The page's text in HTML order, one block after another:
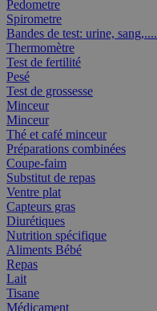
Pedometre
Spirometre
Bandes de test: urine, sang,....
Thermomètre
Test de fertilité
Pesé
Test de grossesse
Minceur
Minceur
Thé et café minceur
Préparations combinées
Coupe-faim
Substitut de repas
Ventre plat
Capteurs gras
Diurétiques
Nutrition spécifique
Aliments Bébé
Repas
Lait
Tisane
Médicament